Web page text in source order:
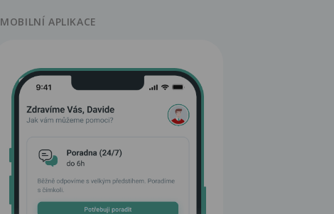
MOBILNÍ APLIKACE